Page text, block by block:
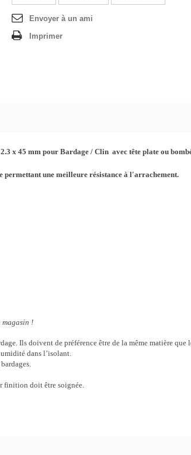
Envoyer à un ami
Imprimer
x 45 mm pour Bardage / Clin avec tête plate ou
permettant une meilleure résistance à l'arrachement.
magasin !
Ils doivent de préférence être de la même matière
dans l’isolant.
finition doit être soignée.